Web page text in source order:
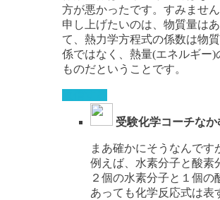
方が悪かったです。すみません
申し上げたいのは、物質量は
て、熱力学方程式の係数は物
係ではなく、熱量(エネルギー)
ものだということです。
受験化学コーチなか
まあ確かにそうなんです
例えば、水素分子と酸素
２個の水素分子と１個の
あっても化学反応式は表